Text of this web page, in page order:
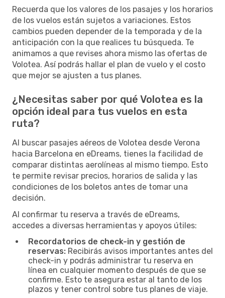
Recuerda que los valores de los pasajes y los horarios
de los vuelos están sujetos a variaciones. Estos
cambios pueden depender de la temporada y de la
anticipación con la que realices tu búsqueda. Te
animamos a que revises ahora mismo las ofertas de
Volotea. Así podrás hallar el plan de vuelo y el costo
que mejor se ajusten a tus planes.
¿Necesitas saber por qué Volotea es la
opción ideal para tus vuelos en esta
ruta?
Al buscar pasajes aéreos de Volotea desde Verona
hacia Barcelona en eDreams, tienes la facilidad de
comparar distintas aerolíneas al mismo tiempo. Esto
te permite revisar precios, horarios de salida y las
condiciones de los boletos antes de tomar una
decisión.
Al confirmar tu reserva a través de eDreams,
accedes a diversas herramientas y apoyos útiles:
Recordatorios de check-in y gestión de
reservas: Recibirás avisos importantes antes del
check-in y podrás administrar tu reserva en
línea en cualquier momento después de que se
confirme. Esto te asegura estar al tanto de los
plazos y tener control sobre tus planes de viaje.